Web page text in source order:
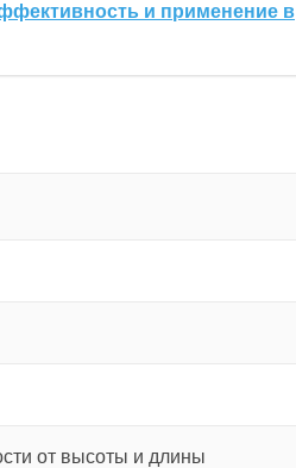
и применение в
от высоты и длины